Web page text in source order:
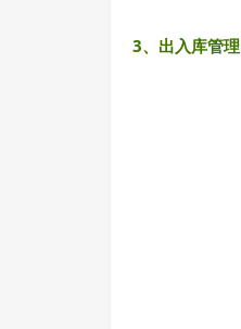
3、出入库管理